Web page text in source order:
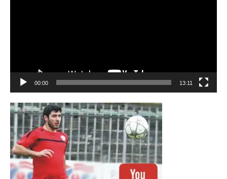
00:00 13:11